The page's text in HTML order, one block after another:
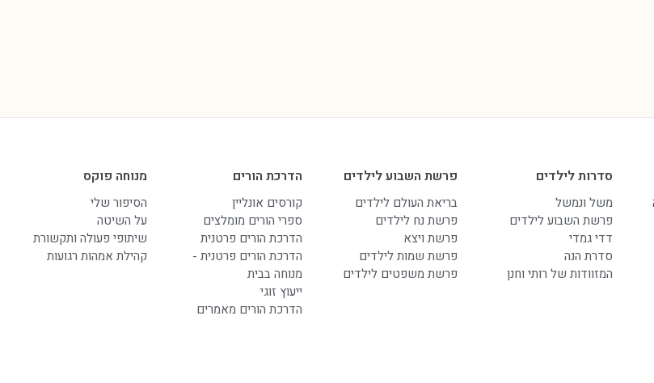
סדרות לילדים
משל ונמשל
פרשת השבוע לילדים
דדי גמדי
סדרת הנה
המזוודות של רותי וחנן
פרשת השבוע לילדים
בריאת העולם לילדים
פרשת נח לילדים
פרשת ויצא
פרשת שמות לילדים
פרשת משפטים לילדים
הדרכת הורים
קורסים אונליין
ספרי הורים מומלצים
הדרכת הורים פרטנית
הדרכת הורים פרטנית -
מנוחה בבית
ייעוץ זוגי
הדרכת הורים מאמרים
מנוחה פוקס
הסיפור שלי
על השיטה
שיתופי פעולה ותקשורת
קהילת אמהות רגועות